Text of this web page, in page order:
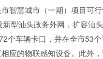
慧城市（一期）项目可行
型汕头政务外网，扩容汕
个车辆卡口，并在全市53
应的物联感知设备。此外